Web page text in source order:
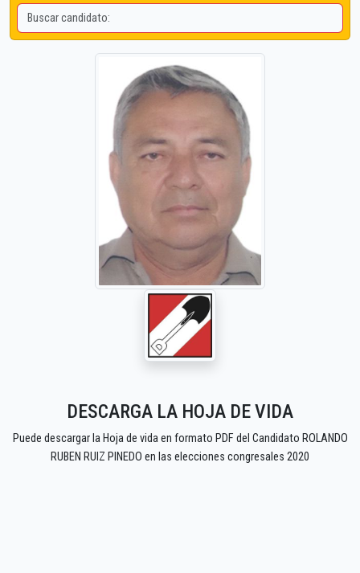
DESCARGA LA HOJA DE VIDA
Puede descargar la Hoja de vida en formato PDF del Candidato ROLANDO
RUBEN RUIZ PINEDO en las elecciones congresales 2020